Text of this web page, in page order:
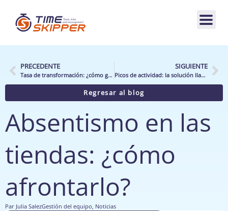
PRECEDENTE
Tasa de transformación: ¿cómo garantizar la conversión?
SIGUIENTE
Picos de actividad: la solución llave en mano para dominarlos
Regresar al blog
Absentismo en las
tiendas: ¿cómo
afrontarlo?
Par Julia SalezGestión del equipo, Noticias